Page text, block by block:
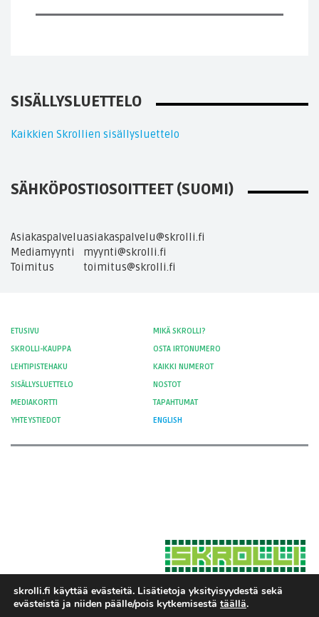
SISÄLLYSLUETTELO
Kaikkien Skrollien sisällysluettelo
SÄHKÖPOSTIOSOITTEET (SUOMI)
Asiakaspalveluasiakaspalvelu@skrolli.fi
Mediamyynti
myynti@skrolli.fi
Toimitus
toimitus@skrolli.fi
ETUSIVU
MIKÄ SKROLLI?
SKROLLI-KAUPPA
OSTA IRTONUMERO
LEHTIPISTEHAKU
KAIKKI NUMEROT
SISÄLLYSLUETTELO
NOSTOT
MEDIAKORTTI
TAPAHTUMAT
YHTEYSTIEDOT
ENGLISH
Hosted by Moment Digital
skrolli.fi käyttää evästeitä. Lisätietoja yksityisyydestä sekä
evästeistä ja niiden päälle/pois kytkemisestä täällä.